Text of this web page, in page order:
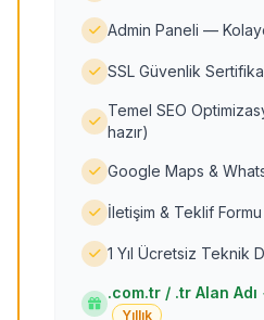
Admin Paneli —
SSL Güvenlik
Temel SEO
hazır)
Google Maps &
İletişim & Teklif Formu
1 Yıl Ücretsiz Teknik
.com.tr / .tr Alan
Yıllık